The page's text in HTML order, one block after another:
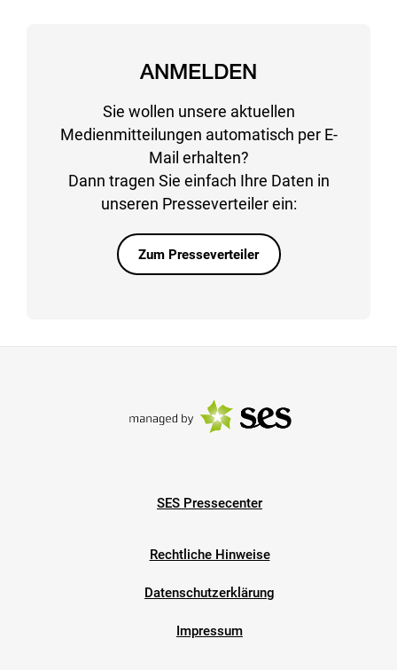
ANMELDEN
Sie wollen unsere aktuellen
Medienmitteilungen automatisch per E-
Mail erhalten?
Dann tragen Sie einfach Ihre Daten in
unseren Presseverteiler ein:
Zum Presseverteiler
SES Pressecenter
Rechtliche Hinweise
Datenschutzerklärung
Impressum